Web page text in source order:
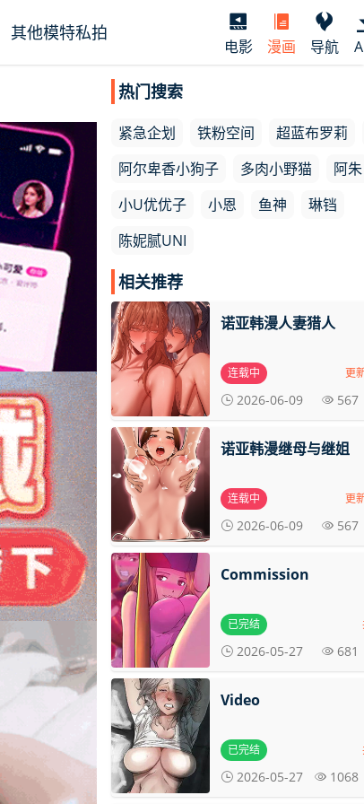
其他模特私拍
电影 漫画 导航
热门搜索
紧急企划 铁粉空间
超蓝布罗莉
阿尔卑香小狗子
多肉小野猫
阿朱
小U优优子
小恩 鱼神
琳铛
陈妮腻UNI
相关推荐
诺亚韩漫人妻猎人
连载中 更
2026-06-09 567
诺亚韩漫继母与继姐
连载中 更
2026-06-09 567
Commission
已完结
2026-05-27 681
Video
已完结
2026-05-27 1068